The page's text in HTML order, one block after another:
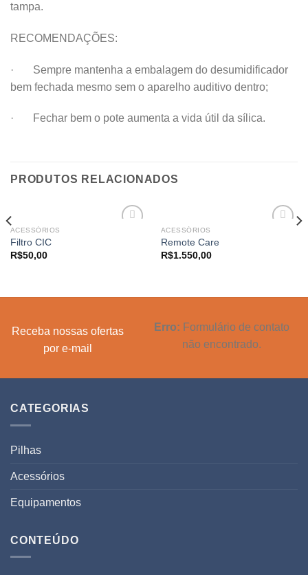
tampa.
RECOMENDAÇÕES:
· Sempre mantenha a embalagem do desumidificador
bem fechada mesmo sem o aparelho auditivo dentro;
· Fechar bem o pote aumenta a vida útil da sílica.
PRODUTOS RELACIONADOS
ACESSÓRIOS
Filtro CIC
R$50,00
ACESSÓRIOS
Remote Care
R$1.550,00
Receba nossas ofertas
por e-mail
Erro: Formulário de contato
não encontrado.
CATEGORIAS
Pilhas
Acessórios
Equipamentos
CONTEÚDO